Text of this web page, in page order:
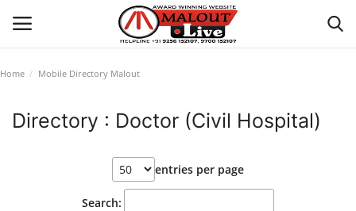
Home Mobile Directory Malout
Directory : Doctor (Civil Hospital)
entries per page
Search: